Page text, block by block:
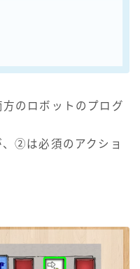
のロボットのプログ
②は必須のアクショ